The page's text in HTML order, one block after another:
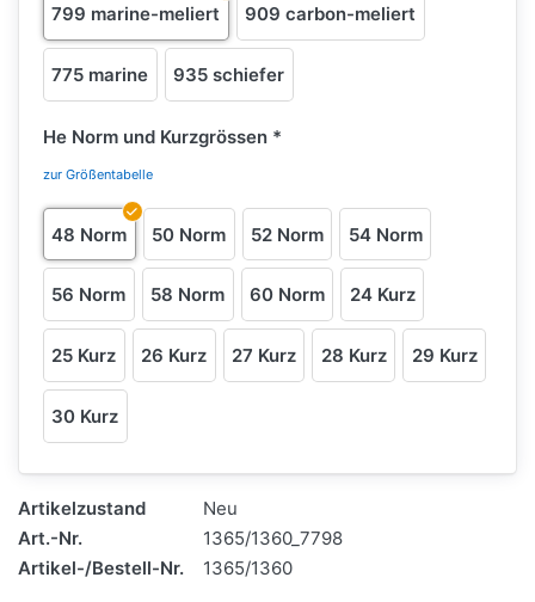
799 marine-meliert 909 carbon-meliert
775 marine 935 schiefer
He Norm und Kurzgrössen
zur Größentabelle
48 Norm 50 Norm 52 Norm 54 Norm
56 Norm 58 Norm 60 Norm 24 Kurz
25 Kurz 26 Kurz 27 Kurz 28 Kurz 29 Kurz
30 Kurz
Artikelzustand
Neu
Art.-Nr.
1365/1360_7798
Artikel-/Bestell-Nr.
1365/1360